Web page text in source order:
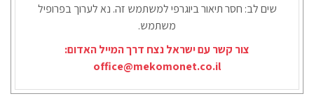
שים לב: חסר תיאור ביוגרפי למשתמש זה. נא לערוך בפרופיל
משתמש.
צור קשר עם ישראל נצח דרך המייל האדום:
office@mekomonet.co.il